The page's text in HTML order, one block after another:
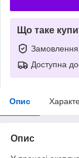
Що таке
Замовлення
Доступна
Опис
Опис